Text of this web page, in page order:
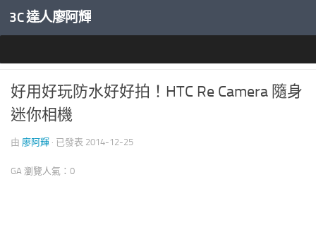
內文下方
3C 達人廖阿輝
好用好玩防水好好拍！HTC Re Camera 隨身
迷你相機
由 廖阿輝 · 已發表 2014-12-25
GA 瀏覽人氣：0